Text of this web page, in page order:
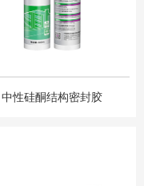
中性硅酮结构密封胶